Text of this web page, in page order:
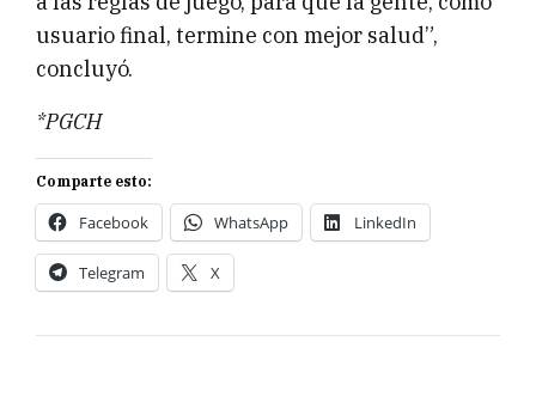
usuario final, termine con mejor salud”,
concluyó.
*PGCH
Comparte esto:
Facebook WhatsApp LinkedIn
Telegram X